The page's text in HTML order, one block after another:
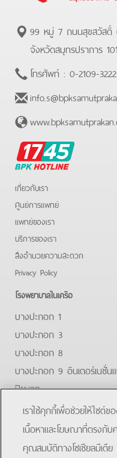
99 หมู่ 7 ถนนสุขสวัสดิ์
จังหวัดสมุทรปราการ
โทรศัพท์ : 0-2109-3222
BPK
Hotline
เกี่ยวกับเรา
ศูนย์การแพทย์
แพทย์ของเรา
บริการของเรา
สิ่งอำนวยความสะดวก
Privacy Policy
โรงพยาบาลในเครือ
บางปะกอก 1
บางปะกอก 3
บางปะกอก 8
บางปะกอก 9 อินเตอร์เนชั่น
ปิยะเวท
บางปะกอก-รังสิต 2
บางปะกอกสมุทรปราการ
FacebookLine
เราใช้คุกกี้เพื่อช่วยให้ไซต์
เนื้อหาและโฆษณาที่ตรงกั
คุณสมบัติทางโซเชียลมีเดีย